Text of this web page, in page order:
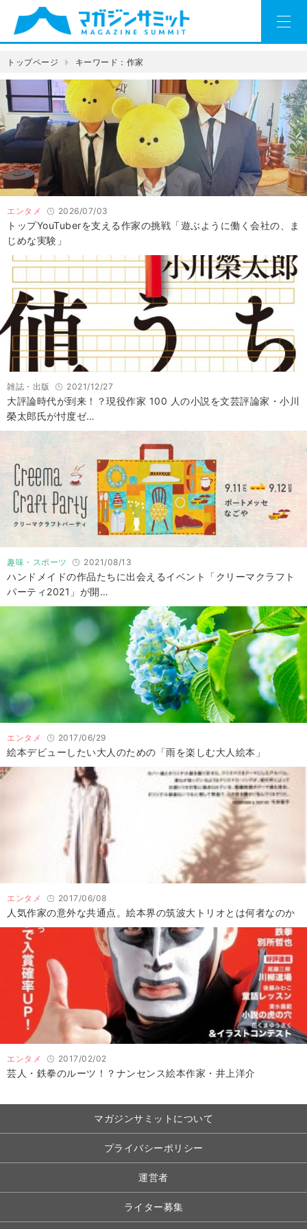
トップページ キーワード：作家
エンタメ 2026/07/03
トップYouTuberを支える作家の挑戦「遊ぶように働く会社の、ま
じめな実験」
雑誌・出版 2021/12/27
大評論時代が到来！？現役作家 100 人の小説を文芸評論家・小川
榮太郎氏が忖度ゼ…
趣味・スポーツ 2021/08/13
ハンドメイドの作品たちに出会えるイベント「クリーマクラフト
パーティ2021」が開…
エンタメ 2017/06/29
絵本デビューしたい大人のための「雨を楽しむ大人絵本」
エンタメ 2017/06/08
人気作家の意外な共通点。絵本界の筑波大トリオとは何者なのか
エンタメ 2017/02/02
芸人・鉄拳のルーツ！？ナンセンス絵本作家・井上洋介
マガジンサミットについて
プライバシーポリシー
運営者
ライター募集